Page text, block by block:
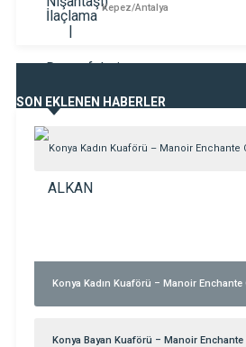
Kepez/Antalya
SON EKLENEN HABERLER
Konya Kadın Kuaförü – Manoir
Konya Bayan Kuaförü – Manoir